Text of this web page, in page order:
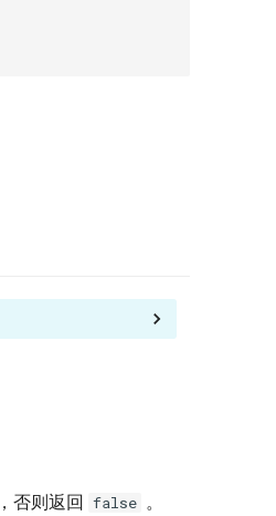
，否则返回 false 。